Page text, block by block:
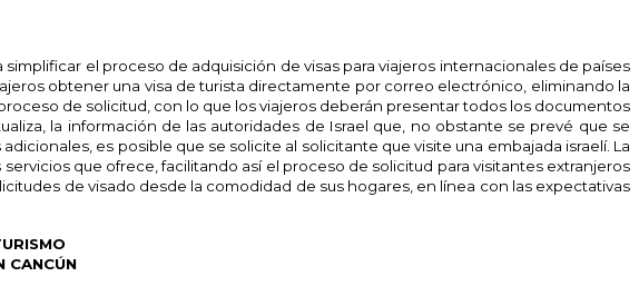
el proceso de adquisición de visas para viajeros internacionales de países
obtener una visa de turista directamente por correo electrónico, eliminando la
de solicitud, con lo que los viajeros deberán presentar todos los documentos
la información de las autoridades de Israel que, no obstante se prevé que se
es posible que se solicite al solicitante que visite una embajada israelí. La
que ofrece, facilitando así el proceso de solicitud para visitantes extranjeros
de visado desde la comodidad de sus hogares, en línea con las expectativas
CANCÚN